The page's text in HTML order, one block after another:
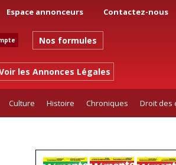
Espace annonceurs Contactez-nous
Nos formules
les Annonces Légales
Culture Histoire Chroniques Droit des